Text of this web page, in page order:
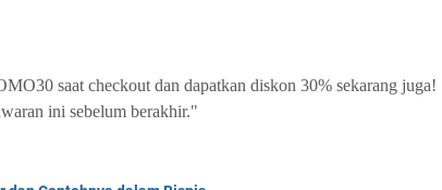
saat checkout dan dapatkan diskon 30% sekarang juga!
ini sebelum berakhir."